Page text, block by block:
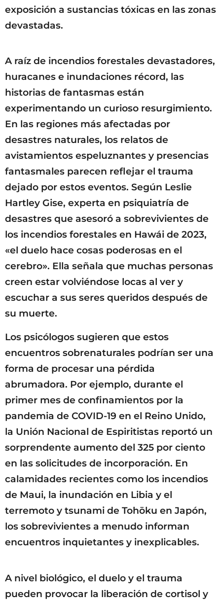
exposición a sustancias tóxicas en las zonas
devastadas.
A raíz de incendios forestales devastadores,
huracanes e inundaciones récord, las
historias de fantasmas están
experimentando un curioso resurgimiento.
En las regiones más afectadas por
desastres naturales, los relatos de
avistamientos espeluznantes y presencias
fantasmales parecen reflejar el trauma
dejado por estos eventos. Según Leslie
Hartley Gise, experta en psiquiatría de
desastres que asesoró a sobrevivientes de
los incendios forestales en Hawái de 2023,
«el duelo hace cosas poderosas en el
cerebro». Ella señala que muchas personas
creen estar volviéndose locas al ver y
escuchar a sus seres queridos después de
su muerte.
Los psicólogos sugieren que estos
encuentros sobrenaturales podrían ser una
forma de procesar una pérdida
abrumadora. Por ejemplo, durante el
primer mes de confinamientos por la
pandemia de COVID-19 en el Reino Unido,
la Unión Nacional de Espiritistas reportó un
sorprendente aumento del 325 por ciento
en las solicitudes de incorporación. En
calamidades recientes como los incendios
de Maui, la inundación en Libia y el
terremoto y tsunami de Tohōku en Japón,
los sobrevivientes a menudo informan
encuentros inquietantes y inexplicables.
A nivel biológico, el duelo y el trauma
pueden provocar la liberación de cortisol y